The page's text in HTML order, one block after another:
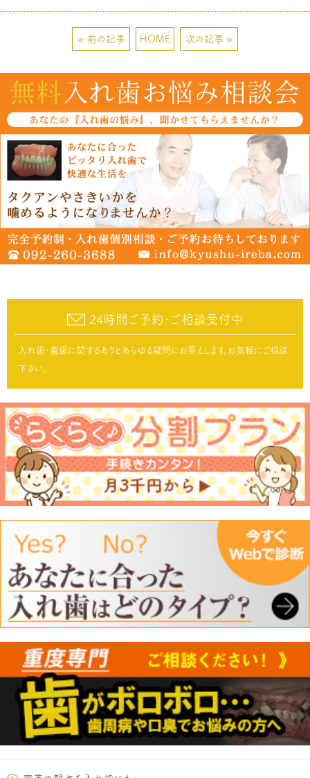
« 前の記事 HOME 次の記事 »
24時間ご予約･ご相談受付中
入れ歯･義歯に関するありとあらゆる疑問にお答えします。お気軽にご相談
下さい。